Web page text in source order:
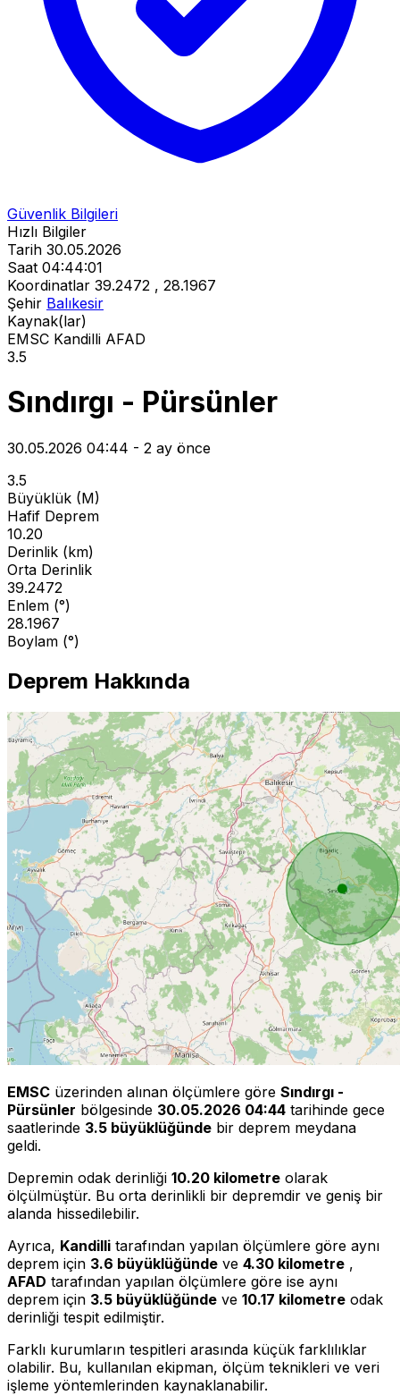
Güvenlik Bilgileri
Hızlı Bilgiler
Tarih 30.05.2026
Saat 04:44:01
Koordinatlar 39.2472 , 28.1967
Şehir Balıkesir
Kaynak(lar)
EMSC Kandilli AFAD
3.5
Sındırgı - Pürsünler
30.05.2026 04:44 - 2 ay önce
3.5
Büyüklük (M)
Hafif Deprem
10.20
Derinlik (km)
Orta Derinlik
39.2472
Enlem (°)
28.1967
Boylam (°)
Deprem Hakkında
EMSC üzerinden alınan ölçümlere göre Sındırgı -
Pürsünler bölgesinde 30.05.2026 04:44 tarihinde gece
saatlerinde 3.5 büyüklüğünde bir deprem meydana
geldi.
Depremin odak derinliği 10.20 kilometre olarak
ölçülmüştür. Bu orta derinlikli bir depremdir ve geniş bir
alanda hissedilebilir.
Ayrıca, Kandilli tarafından yapılan ölçümlere göre aynı
deprem için 3.6 büyüklüğünde ve 4.30 kilometre ,
AFAD tarafından yapılan ölçümlere göre ise aynı
deprem için 3.5 büyüklüğünde ve 10.17 kilometre odak
derinliği tespit edilmiştir.
Farklı kurumların tespitleri arasında küçük farklılıklar
olabilir. Bu, kullanılan ekipman, ölçüm teknikleri ve veri
işleme yöntemlerinden kaynaklanabilir.